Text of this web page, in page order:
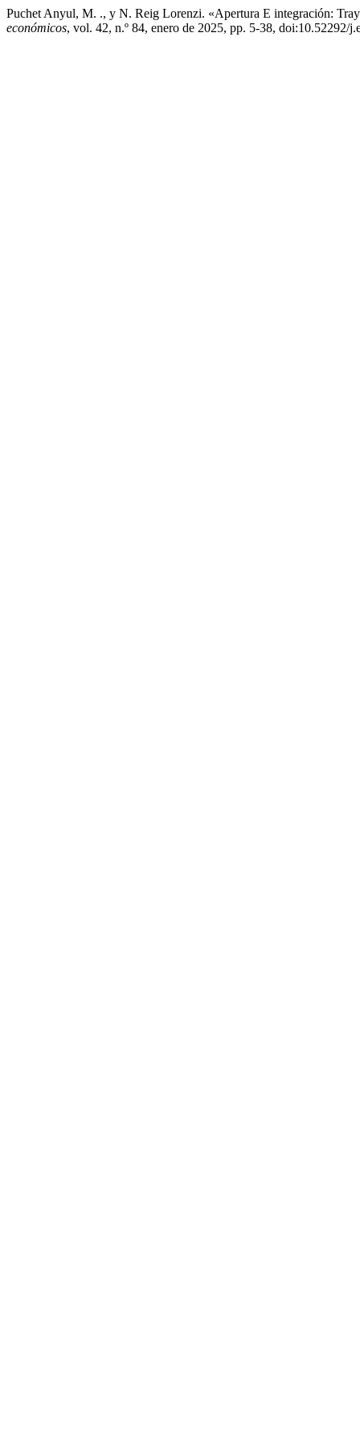
Puchet Anyul, M. ., y N. Reig Lorenzi. «Apertura E integración:
económicos, vol. 42, n.º 84, enero de 2025, pp. 5-38, doi:10.52292/